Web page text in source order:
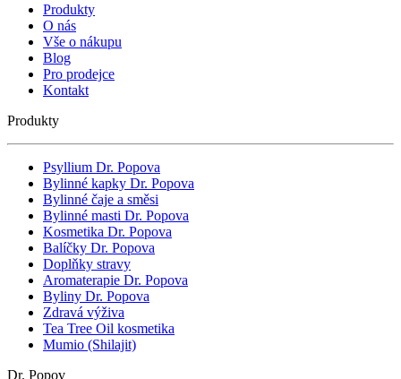
Produkty
O nás
Vše o nákupu
Blog
Pro prodejce
Kontakt
Produkty
Psyllium Dr. Popova
Bylinné kapky Dr. Popova
Bylinné čaje a směsi
Bylinné masti Dr. Popova
Kosmetika Dr. Popova
Balíčky Dr. Popova
Doplňky stravy
Aromaterapie Dr. Popova
Byliny Dr. Popova
Zdravá výživa
Tea Tree Oil kosmetika
Mumio (Shilajit)
Dr. Popov